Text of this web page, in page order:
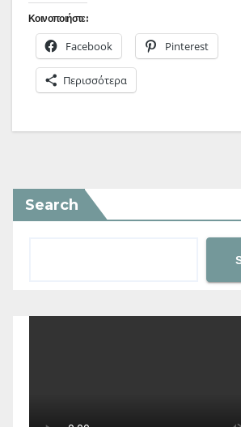
Κοινοποιήστε:
Facebook Pinterest
Περισσότερα
Search